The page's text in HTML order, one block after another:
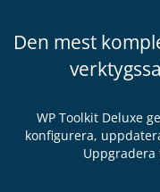
Den mest
WP Toolkit Deluxe
konfigurera,
Uppgradera